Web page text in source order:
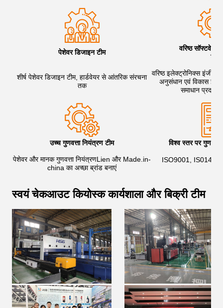
पेशेवर डिजाइन टीम
वरिष्ठ सॉफ्टवेयर
टीम
शीर्ष पेशेवर डिजाइन टीम, हार्डवेयर से आंतरिक संरचना
तक
वरिष्ठ इलेक्ट्रोनिक्स
अनुसंधान एवं विकास
समाधान प्रदान
उच्च गुणवत्ता नियंत्रण टीम विश्व स्तर पर
पेशेवर और मानक गुणवत्ता नियंत्रणLien और Made.in-
china का अच्छा ब्रांड बनाएं
ISO9001,
स्वयं चेकआउट कियोस्क कार्यशाला और बिक्री टीम